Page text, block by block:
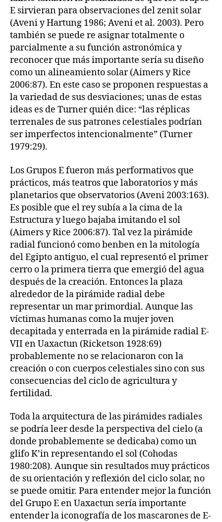
E sirvieran para observaciones del zenit solar
(Aveni y Hartung 1986; Aveni et al. 2003). Pero
también se puede re asignar totalmente o
parcialmente a su función astronómica y
reconocer que más importante sería su diseño
como un alineamiento solar (Aimers y Rice
2006:87). En este caso se proponen respuestas a
la variedad de sus desviaciones; unas de estas
ideas es de Turner quién dice: “las réplicas
terrenales de sus patrones celestiales podrían
ser imperfectos intencionalmente” (Turner
1979:29).
Los Grupos E fueron más performativos que
prácticos, más teatros que laboratorios y más
planetarios que observatorios (Aveni 2003:163).
Es posible que el rey subía a la cima de la
Estructura y luego bajaba imitando el sol
(Aimers y Rice 2006:87). Tal vez la pirámide
radial funcionó como benben en la mitología
del Egipto antiguo, el cual representó el primer
cerro o la primera tierra que emergió del agua
después de la creación. Entonces la plaza
alrededor de la pirámide radial debe
representar un mar primordial. Aunque las
víctimas humanas como la mujer joven
decapitada y enterrada en la pirámide radial E-
VII en Uaxactun (Ricketson 1928:69)
probablemente no se relacionaron con la
creación o con cuerpos celestiales sino con sus
consecuencias del ciclo de agricultura y
fertilidad.
Toda la arquitectura de las pirámides radiales
se podría leer desde la perspectiva del cielo (a
donde probablemente se dedicaba) como un
glifo K’in representando el sol (Cohodas
1980:208). Aunque sin resultados muy prácticos
de su orientación y reflexión del ciclo solar, no
se puede omitir. Para entender mejor la función
del Grupo E en Uaxactun sería importante
entender la iconografía de los mascarones de E-